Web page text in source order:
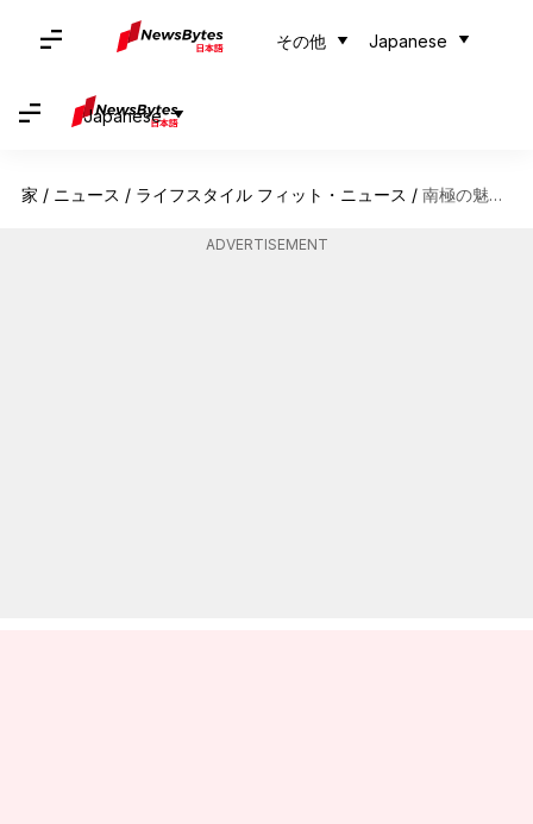
その他 Japanese
Japanese
家 / ニュース / ライフスタイル フィット・ニュース / 南極の魅力的なヴィンソン・マシフ: 極限の山岳脱出
ADVERTISEMENT